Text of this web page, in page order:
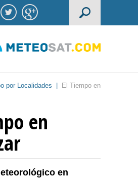
por Localidades
El Tiempo en
en
en